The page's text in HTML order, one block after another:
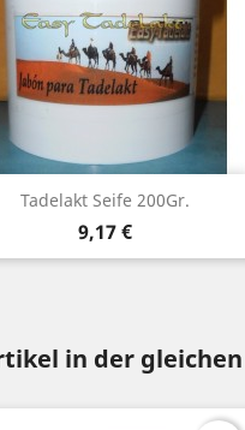
Tadelakt Seife 200Gr.
Preis
9,17 €
in der gleichen